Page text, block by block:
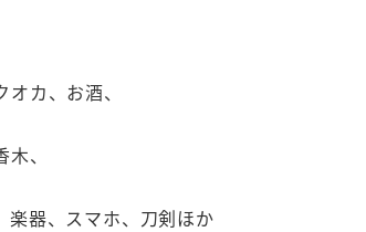
カ、お酒、
、
楽器、スマホ、刀剣ほか